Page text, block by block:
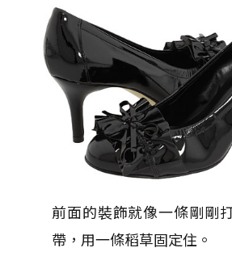
前面的裝飾就像一條剛剛
帶，用一條稻草固定住。